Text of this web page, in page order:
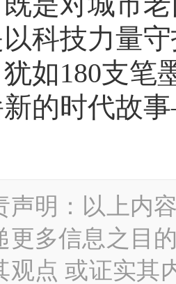
科技力量
如180支笔
的时代故
声明：以上内
更多信息之目
观点 或证实其